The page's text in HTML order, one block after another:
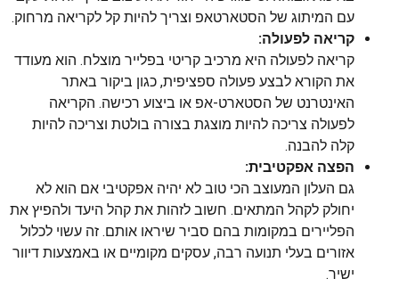
עם המיתוג של הסטארטאפ וצריך להיות קל לקריאה מרחוק.
קריאה לפעולה:
קריאה לפעולה היא מרכיב קריטי בפלייר מוצלח. הוא מעודד
את הקורא לבצע פעולה ספציפית, כגון ביקור באתר
האינטרנט של הסטארט-אפ או ביצוע רכישה. הקריאה
לפעולה צריכה להיות מוצגת בצורה בולטת וצריכה להיות
קלה להבנה.
הפצה אפקטיבית:
גם העלון המעוצב הכי טוב לא יהיה אפקטיבי אם הוא לא
יחולק לקהל המתאים. חשוב לזהות את קהל היעד ולהפיץ את
הפליירים במקומות בהם סביר שיראו אותם. זה עשוי לכלול
אזורים בעלי תנועה רבה, עסקים מקומיים או באמצעות דיוור
ישיר.